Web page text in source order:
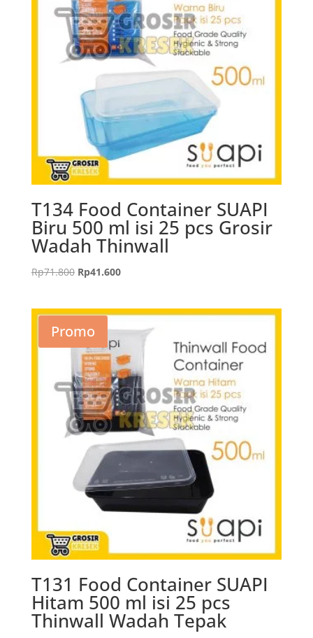
T134 Food Container SUAPI
Biru 500 ml isi 25 pcs Grosir
Wadah Thinwall
Rp71.800 Harga
Rp71.800.
Rp41.600Harga
adalah:
Rp41.600.
Promo
T131 Food Container SUAPI
Hitam 500 ml isi 25 pcs
Thinwall Wadah Tepak